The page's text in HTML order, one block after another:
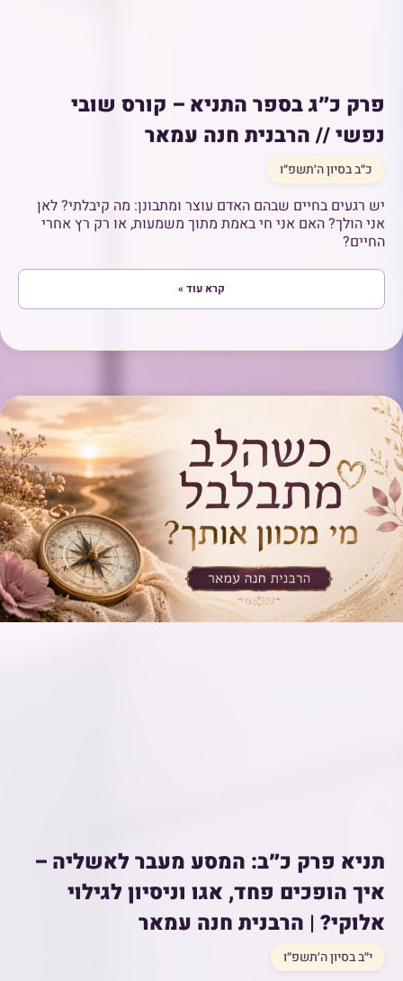
פרק כ״ג בספר התניא – קורס שובי
נפשי // הרבנית חנה עמאר
כ״ב בסיון ה׳תשפ״ו
יש רגעים בחיים שבהם האדם עוצר ומתבונן: מה קיבלתי? לאן
אני הולך? האם אני חי באמת מתוך משמעות, או רק רץ אחרי
החיים?
קרא עוד »
תניא פרק כ״ב: המסע מעבר לאשליה –
איך הופכים פחד, אגו וניסיון לגילוי
אלוקי? | הרבנית חנה עמאר
י״ב בסיון ה׳תשפ״ו